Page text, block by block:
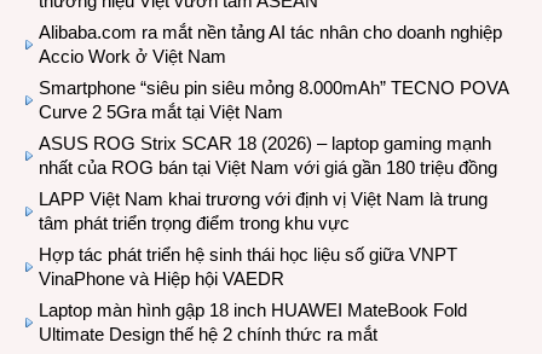
Alibaba.com ra mắt nền tảng AI tác nhân cho doanh nghiệp
Accio Work ở Việt Nam
Smartphone “siêu pin siêu mỏng 8.000mAh” TECNO POVA
Curve 2 5Gra mắt tại Việt Nam
ASUS ROG Strix SCAR 18 (2026) – laptop gaming mạnh
nhất của ROG bán tại Việt Nam với giá gần 180 triệu đồng
LAPP Việt Nam khai trương với định vị Việt Nam là trung
tâm phát triển trọng điểm trong khu vực
Hợp tác phát triển hệ sinh thái học liệu số giữa VNPT
VinaPhone và Hiệp hội VAEDR
Laptop màn hình gập 18 inch HUAWEI MateBook Fold
Ultimate Design thế hệ 2 chính thức ra mắt